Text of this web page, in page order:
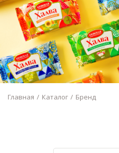
Главная Каталог Бренд